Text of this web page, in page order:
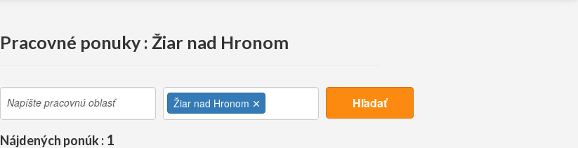
Pracovné ponuky : Žiar nad Hronom
Žiar nad Hronom Hľadať
Nájdených ponúk : 1